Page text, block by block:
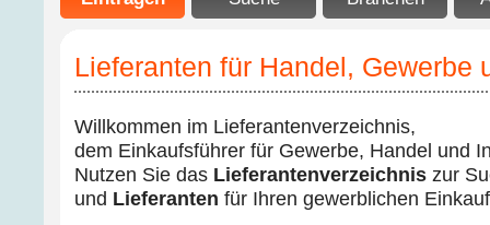
Lieferanten für Handel, Gewerbe
Willkommen im Lieferantenverzeichnis,
dem Einkaufsführer für Gewerbe, Handel und
Nutzen Sie das Lieferantenverzeichnis zur
und Lieferanten für Ihren gewerblichen